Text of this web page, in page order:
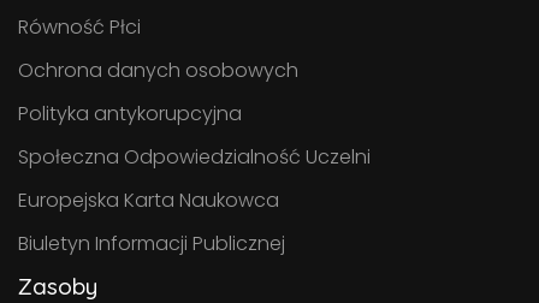
Równość Płci
Ochrona danych osobowych
Polityka antykorupcyjna
Społeczna Odpowiedzialność Uczelni
Europejska Karta Naukowca
Biuletyn Informacji Publicznej
Zasoby